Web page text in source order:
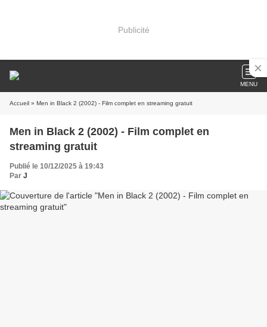
Publicité
MENU
Accueil » Men in Black 2 (2002) - Film complet en streaming gratuit
Men in Black 2 (2002) - Film complet en
streaming gratuit
Publié le 10/12/2025 à 19:43
Par J